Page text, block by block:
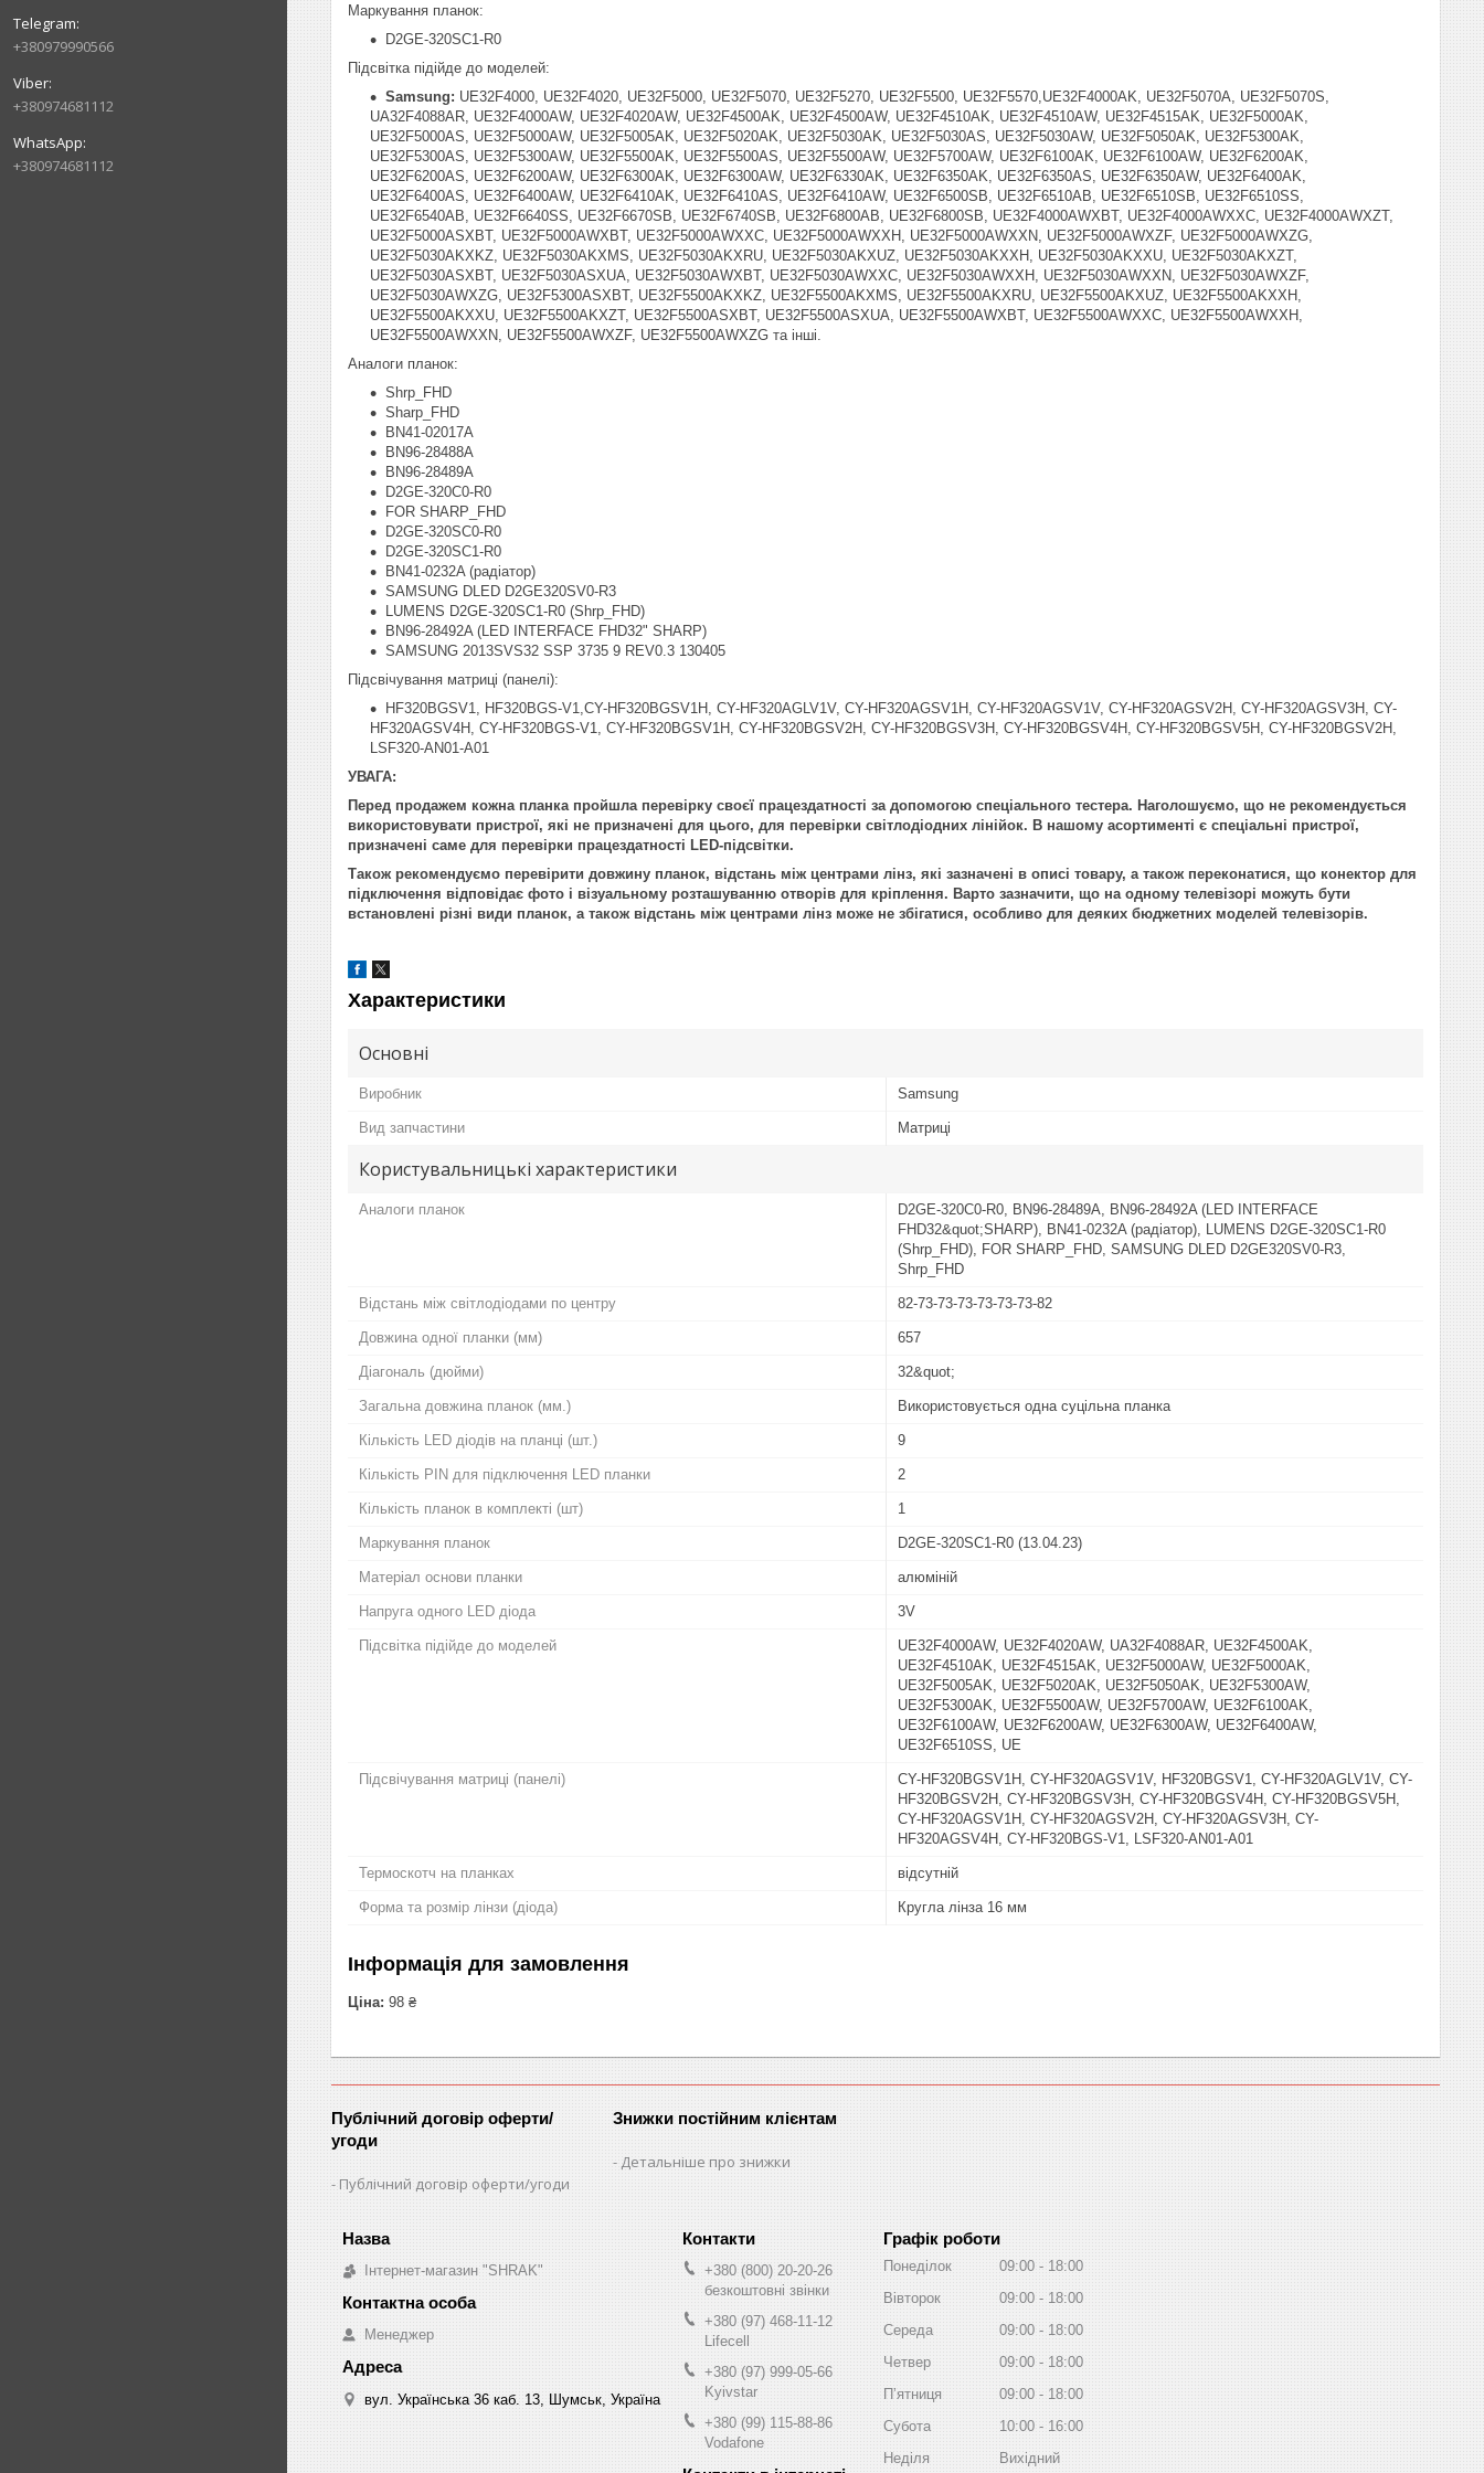
+380979990566
+380974681112
+380974681112
Маркування планок:
D2GE-320SC1-R0
Підсвітка підійде до моделей:
Samsung: UE32F4000, UE32F4020, UE32F5000, UE32F5070, UE32F5270, UE32F5500, UE32F5570,UE32F4000AK, UE32F5070A, UE32F5070S,
UA32F4088AR, UE32F4000AW, UE32F4020AW, UE32F4500AK, UE32F4500AW, UE32F4510AK, UE32F4510AW, UE32F4515AK, UE32F5000AK,
UE32F5000AS, UE32F5000AW, UE32F5005AK, UE32F5020AK, UE32F5030AK, UE32F5030AS, UE32F5030AW, UE32F5050AK, UE32F5300AK,
UE32F5300AS, UE32F5300AW, UE32F5500AK, UE32F5500AS, UE32F5500AW, UE32F5700AW, UE32F6100AK, UE32F6100AW, UE32F6200AK,
UE32F6200AS, UE32F6200AW, UE32F6300AK, UE32F6300AW, UE32F6330AK, UE32F6350AK, UE32F6350AS, UE32F6350AW, UE32F6400AK,
UE32F6400AS, UE32F6400AW, UE32F6410AK, UE32F6410AS, UE32F6410AW, UE32F6500SB, UE32F6510AB, UE32F6510SB, UE32F6510SS,
UE32F6540AB, UE32F6640SS, UE32F6670SB, UE32F6740SB, UE32F6800AB, UE32F6800SB, UE32F4000AWXBT, UE32F4000AWXXC, UE32F4000AWXZT,
UE32F5000ASXBT, UE32F5000AWXBT, UE32F5000AWXXC, UE32F5000AWXXH, UE32F5000AWXXN, UE32F5000AWXZF, UE32F5000AWXZG,
UE32F5030AKXKZ, UE32F5030AKXMS, UE32F5030AKXRU, UE32F5030AKXUZ, UE32F5030AKXXH, UE32F5030AKXXU, UE32F5030AKXZT,
UE32F5030ASXBT, UE32F5030ASXUA, UE32F5030AWXBT, UE32F5030AWXXC, UE32F5030AWXXH, UE32F5030AWXXN, UE32F5030AWXZF,
UE32F5030AWXZG, UE32F5300ASXBT, UE32F5500AKXKZ, UE32F5500AKXMS, UE32F5500AKXRU, UE32F5500AKXUZ, UE32F5500AKXXH,
UE32F5500AKXXU, UE32F5500AKXZT, UE32F5500ASXBT, UE32F5500ASXUA, UE32F5500AWXBT, UE32F5500AWXXC, UE32F5500AWXXH,
UE32F5500AWXXN, UE32F5500AWXZF, UE32F5500AWXZG та інші.
Аналоги планок:
Shrp_FHD
Sharp_FHD
BN41-02017A
BN96-28488A
BN96-28489A
D2GE-320C0-R0
FOR SHARP_FHD
D2GE-320SC0-R0
D2GE-320SC1-R0
BN41-0232A (радіатор)
SAMSUNG DLED D2GE320SV0-R3
LUMENS D2GE-320SC1-R0 (Shrp_FHD)
BN96-28492A (LED INTERFACE FHD32" SHARP)
SAMSUNG 2013SVS32 SSP 3735 9 REV0.3 130405
Підсвічування матриці (панелі):
HF320BGSV1, HF320BGS-V1,CY-HF320BGSV1H, CY-HF320AGLV1V, CY-HF320AGSV1H, CY-HF320AGSV1V, CY-HF320AGSV2H, CY-HF320AGSV3H, CY-
HF320AGSV4H, CY-HF320BGS-V1, CY-HF320BGSV1H, CY-HF320BGSV2H, CY-HF320BGSV3H, CY-HF320BGSV4H, CY-HF320BGSV5H, CY-HF320BGSV2H,
LSF320-AN01-A01
УВАГА:
Перед продажем кожна планка пройшла перевірку своєї працездатності за допомогою спеціального тестера. Наголошуємо, що не рекомендується
використовувати пристрої, які не призначені для цього, для перевірки світлодіодних лінійок. В нашому асортименті є спеціальні пристрої,
призначені саме для перевірки працездатності LED-підсвітки.
Також рекомендуємо перевірити довжину планок, відстань між центрами лінз, які зазначені в описі товару, а також переконатися, що конектор для
підключення відповідає фото і візуальному розташуванню отворів для кріплення. Варто зазначити, що на одному телевізорі можуть бути
встановлені різні види планок, а також відстань між центрами лінз може не збігатися, особливо для деяких бюджетних моделей телевізорів.
Характеристики
Основні
Виробник Samsung
Вид запчастини Матриці
Користувальницькі характеристики
Аналоги планок
D2GE-320C0-R0, BN96-28489A, BN96-28492A (LED INTERFACE
FHD32&quot;SHARP), BN41-0232A (радіатор), LUMENS D2GE-320SC1-R0
(Shrp_FHD), FOR SHARP_FHD, SAMSUNG DLED D2GE320SV0-R3,
Shrp_FHD
Відстань між світлодіодами по центру 82-73-73-73-73-73-73-82
Довжина одної планки (мм) 657
Діагональ (дюйми) 32&quot;
Загальна довжина планок (мм.) Використовується одна суцільна планка
Кількість LED діодів на планці (шт.) 9
Кількість PIN для підключення LED планки 2
Кількість планок в комплекті (шт) 1
Маркування планок D2GE-320SC1-R0 (13.04.23)
Матеріал основи планки алюміній
Напруга одного LED діода 3V
Підсвітка підійде до моделей
UE32F4000AW, UE32F4020AW, UA32F4088AR, UE32F4500AK,
UE32F4510AK, UE32F4515AK, UE32F5000AW, UE32F5000AK,
UE32F5005AK, UE32F5020AK, UE32F5050AK, UE32F5300AW,
UE32F5300AK, UE32F5500AW, UE32F5700AW, UE32F6100AK,
UE32F6100AW, UE32F6200AW, UE32F6300AW, UE32F6400AW,
UE32F6510SS, UE
Підсвічування матриці (панелі)
CY-HF320BGSV1H, CY-HF320AGSV1V, HF320BGSV1, CY-HF320AGLV1V, CY-
HF320BGSV2H, CY-HF320BGSV3H, CY-HF320BGSV4H, CY-HF320BGSV5H,
CY-HF320AGSV1H, CY-HF320AGSV2H, CY-HF320AGSV3H, CY-
HF320AGSV4H, CY-HF320BGS-V1, LSF320-AN01-A01
Термоскотч на планках відсутній
Форма та розмір лінзи (діода) Кругла лінза 16 мм
Інформація для замовлення
Ціна: 98 ₴
Публічний договір оферти/
угоди
Публічний договір оферти/угоди
Знижки постійним клієнтам
Детальніше про знижки
Інтернет-магазин "SHRAK"
Менеджер
вул. Українська 36 каб. 13, Шумськ, Україна
+380 (800) 20-20-26
безкоштовні звінки
+380 (97) 468-11-12
Lifecell
+380 (97) 999-05-66
Kyivstar
+380 (99) 115-88-86
Vodafone
Графік роботи
Понеділок 09:00
18:00
Вівторок
09:00
18:00
Середа
09:00
18:00
Четвер
09:00
18:00
Пʼятниця
09:00
18:00
Субота
10:00
16:00
Неділя
Вихідний